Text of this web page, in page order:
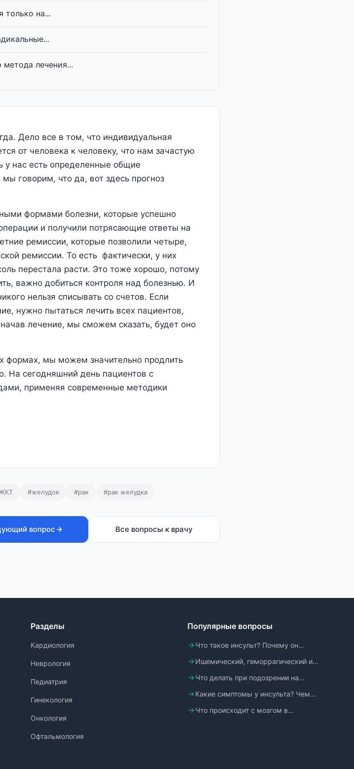
только на...
лечения...
Дело все в том, что индивидуальная
от человека к человеку, что нам зачастую
у нас есть определенные общие
говорим, что да, вот здесь прогноз
формами болезни, которые успешно
и получили потрясающие ответы на
ремиссии, которые позволили четыре,
ремиссии. То есть фактически, у них
перестала расти. Это тоже хорошо, потому
важно добиться контроля над болезнью. И
нельзя списывать со счетов. Если
нужно пытаться лечить всех пациентов,
лечение, мы сможем сказать, будет оно
формах, мы можем значительно продлить
На сегодняшний день пациентов с
применяя современные методики
#желудок #рак #рак желудка
вопрос Все вопросы к врачу
Разделы
Кардиология
Неврология
Педиатрия
Гинекология
Онкология
Офтальмология
Популярные вопросы
Что такое инсульт? Почему он...
Ишемический, геморрагический и...
Что делать при подозрении на...
Какие симптомы у инсульта? Чем...
Что происходит с мозгом в...